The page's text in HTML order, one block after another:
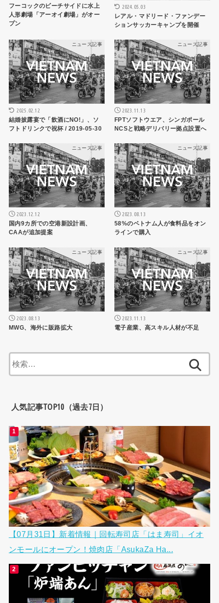
フーコックのビーチサイドに水上
人形劇場「アーオイ劇場」がオー
プン
2024.05.03
レアル・マドリード・ファンデー
ションサッカーキャンプを開催
ニュース記事
2025.02.12
結婚披露宴で「飲酒にNO!」、ソ
フトドリンクで祝杯 / 2019-05-30
ニュース記事
2023.11.13
FPTソフトウエア、シンガポール
NCSと戦略デリバリー拠点設置へ
ニュース記事
2023.12.12
国内9カ所での空港新設計画、
CAAが追加提案
ニュース記事
2023.08.13
58%のベトナム人が食料品をオン
ラインで購入
ニュース記事
2023.08.13
MWG、海外に販路拡大
ニュース記事
2023.11.13
電子産業、高スキル人材が不足
索:
人気記事TOP10（過去7日）
【07月31日】新着情報｜回転寿司店「はま寿司」イオ
ンモールにオープン！焼肉店「AsukaZa Ha...